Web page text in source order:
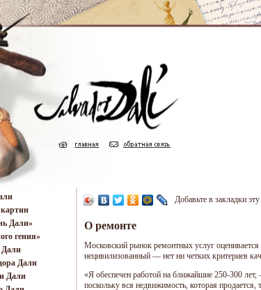
Дали»
гения»
Дали
Дали
Добавьте в закладки
О ремонте
Московский рынок ремонтных услуг
нецивилизованный — нет ни четких критериев
«Я обеспечен работой на ближайшие 250-300
поскольку вся недвижимость, которая